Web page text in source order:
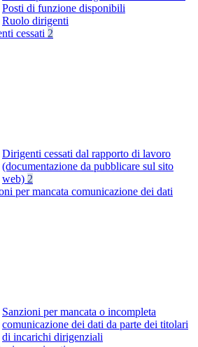
Posti di funzione disponibili
Ruolo dirigenti
cessati 2
Dirigenti cessati dal rapporto di lavoro
(documentazione da pubblicare sul sito
web) 2
per mancata comunicazione dei dati
Sanzioni per mancata o incompleta
comunicazione dei dati da parte dei titolari
di incarichi dirigenziali